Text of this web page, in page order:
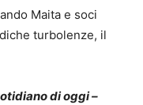
Maita e soci
turbolenze, il
di oggi –